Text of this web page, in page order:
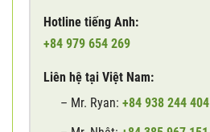
Hotline tiếng Anh:
+84 979 654 269
Liên hệ tại Việt Nam:
– Mr. Ryan: +84 938 244 404